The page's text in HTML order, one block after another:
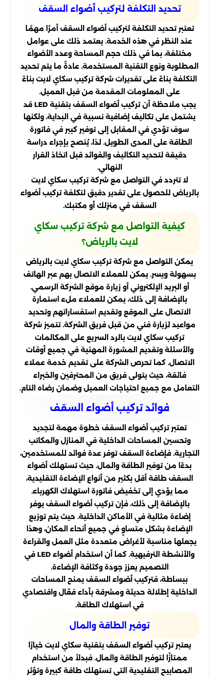
تحديد التكلفة لتركيب أضواء السقف
تعتبر تحديد التكلفة لتركيب أضواء السقف أمرًا مهمًا
عند النظر في هذه الخدمة. يعتمد ذلك على عوامل
مختلفة، بما في ذلك حجم المساحة وعدد الأضواء
المطلوبة ونوع التقنية المستخدمة. عادةً ما يتم تحديد
التكلفة بناءً على تقديرات شركة تركيب سكاي لايت بناءً
على المعلومات المقدمة من قبل العميل.
يجب ملاحظة أن تركيب أضواء السقف بتقنية LED قد
يشتمل على تكاليف إضافية نسبية في البداية، ولكنها
سوف تؤدي في المقابل إلى توفير كبير في فاتورة
الطاقة على المدى الطويل. لذا، يُنصح بإجراء دراسة
دقيقة لتحديد التكاليف والفوائد قبل اتخاذ القرار
النهائي.
لا تتردد في التواصل مع شركة تركيب سكاي لايت
بالرياض للحصول على تقدير دقيق لتكلفة تركيب أضواء
السقف في منزلك أو مكتبك.
كيفية التواصل مع شركة تركيب سكاي
لايت بالرياض؟
يمكن التواصل مع شركة تركيب سكاي لايت بالرياض
بسهولة ويسر. يمكن للعملاء الاتصال بهم عبر الهاتف
أو البريد الإلكتروني أو زيارة موقع الشركة الرسمي.
بالإضافة إلى ذلك، يمكن للعملاء ملء استمارة
الاتصال على الموقع وتقديم استفساراتهم وتحديد
مواعيد لزيارة فني من قبل فريق الشركة. تتميز شركة
تركيب سكاي لايت بالرد السريع على المكالمات
والأسئلة وتقديم المشورة المهنية في جميع أوقات
الاتصال. كما تحرص الشركة على تقديم خدمة عملاء
فائقة، حيث يتولى فريق من المحترفين والخبراء
التعامل مع جميع احتياجات العميل وضمان رضاه التام.
فوائد تركيب أضواء السقف
تعتبر تركيب أضواء السقف خطوة مهمة لتجديد
وتحسين المساحات الداخلية في المنازل والمكاتب
التجارية. فإضاءة السقف توفر عدة فوائد للمستخدمين،
بدءًا من توفير الطاقة والمال. حيث تستهلك أضواء
السقف طاقة أقل بكثير من أنواع الإضاءة التقليدية،
مما يؤدي إلى تخفيض فاتورة استهلاك الكهرباء.
بالإضافة إلى ذلك، فإن تركيب أضواء السقف يوفر
إضاءة مثالية في الأماكن الداخلية. حيث يتم توزيع
الإضاءة بشكل متساوٍ في جميع أنحاء المكان، وهذا
يجعلها مناسبة لأغراض متعددة مثل العمل والقراءة
والأنشطة الترفيهية. كما أن استخدام أضواء LED في
التصميم يعزز جودة وكثافة الإضاءة.
ببساطة، فتركيب أضواء السقف يمنح المساحات
الداخلية إطلالة حديثة ومشرقة بأداء فعّال واقتصادي
في استهلاك الطاقة.
توفير الطاقة والمال
يعتبر تركيب أضواء السقف بتقنية سكاي لايت خيارًا
ممتازًا لتوفير الطاقة والمال. فبدلاً من استخدام
المصابيح التقليدية التي تستهلك طاقة كبيرة وتؤثر